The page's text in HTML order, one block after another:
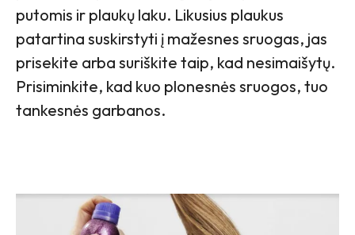
putomis ir plaukų laku. Likusius plaukus
patartina suskirstyti į mažesnes sruogas, jas
prisekite arba suriškite taip, kad nesimaišytų.
Prisiminkite, kad kuo plonesnės sruogos, tuo
tankesnės garbanos.